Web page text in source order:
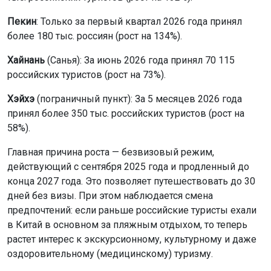
Пекин: Только за первый квартал 2026 года принял
более 180 тыс. россиян (рост на 134%).
Хайнань (Санья): За июнь 2026 года принял 70 115
российских туристов (рост на 73%).
Хэйхэ (пограничный пункт): За 5 месяцев 2026 года
принял более 350 тыс. российских туристов (рост на
58%).
Главная причина роста — безвизовый режим,
действующий с сентября 2025 года и продленный до
конца 2027 года. Это позволяет путешествовать до 30
дней без визы. При этом наблюдается смена
предпочтений: если раньше российские туристы ехали
в Китай в основном за пляжным отдыхом, то теперь
растет интерес к экскурсионному, культурному и даже
оздоровительному (медицинскому) туризму.